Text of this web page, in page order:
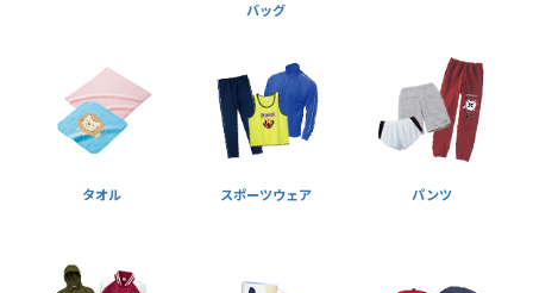
バッグ
タオル スポーツウェア パンツ